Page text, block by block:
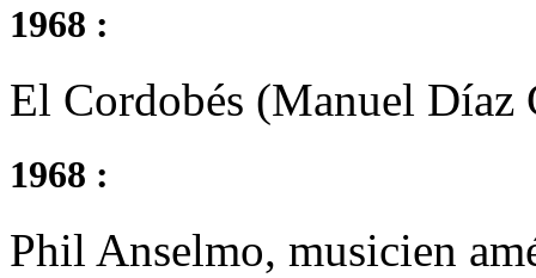
1968 :
El Cordobés (Manuel Díaz
1968 :
Phil Anselmo, musicien